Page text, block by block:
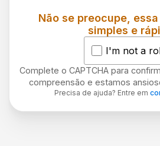
Não se preocupe,
simples e
I'm not a
Complete o CAPTCHA para
compreensão e estamos
Precisa de ajuda? Entre em